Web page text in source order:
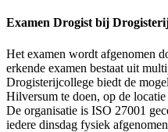
Examen Drogist bij
Het examen wordt afgenomen
erkende examen bestaat uit
Drogisterijcollege biedt de
Hilversum te doen, op de
De organisatie is ISO 27001
iedere dinsdag fysiek